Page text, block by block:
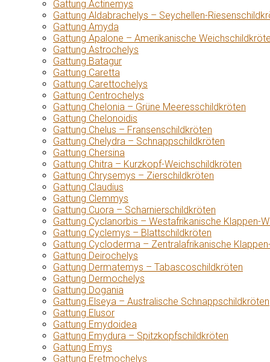
Gattung Actinemys
Gattung Aldabrachelys – Seychellen-
Gattung Amyda
Gattung Apalone – Amerikanische
Gattung Astrochelys
Gattung Batagur
Gattung Caretta
Gattung Carettochelys
Gattung Centrochelys
Gattung Chelonia – Grüne Meeresschildkröten
Gattung Chelonoidis
Gattung Chelus – Fransenschildkröten
Gattung Chelydra – Schnappschildkröten
Gattung Chersina
Gattung Chitra – Kurzkopf-Weichschildkröten
Gattung Chrysemys – Zierschildkröten
Gattung Claudius
Gattung Clemmys
Gattung Cuora – Scharnierschildkröten
Gattung Cyclanorbis – Westafrikanische Klappen-
Gattung Cyclemys – Blattschildkröten
Gattung Cycloderma – Zentralafrikanische
Gattung Deirochelys
Gattung Dermatemys – Tabascoschildkröten
Gattung Dermochelys
Gattung Dogania
Gattung Elseya – Australische Schnappschildkröten
Gattung Elusor
Gattung Emydoidea
Gattung Emydura – Spitzkopfschildkröten
Gattung Emys
Gattung Eretmochelys